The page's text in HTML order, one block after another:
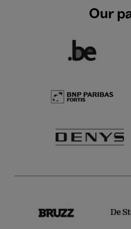
Our